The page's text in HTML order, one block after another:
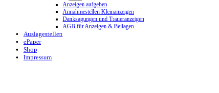
Anzeigen aufgeben
Annahmestellen Kleinanzeigen
Danksagungen und Traueranzeigen
AGB für Anzeigen & Beilagen
Auslagestellen
ePaper
Shop
Impressum